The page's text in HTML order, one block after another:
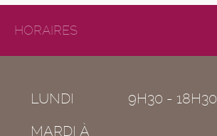
HORAIRES
LUNDI
9H30 - 18H30
MARDI À